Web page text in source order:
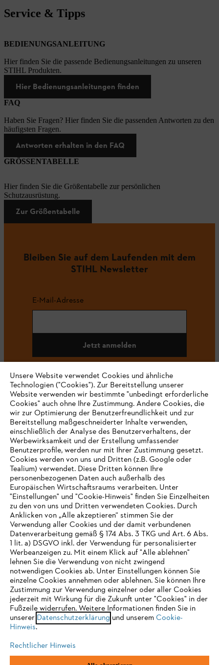
Service & Tipps
BEDIENUNGSANLEITUNG
Hier finden Sie die passende Bedienungsanleitungen zu unseren
STIHL Produkten.
Hier Bedienungsanleitungen finden
FAQ
Haben Sie Fragen? Hier finden Sie die passenden Antworten zu den
häufigsten Fragen.
Antworten erhalten in den FAQ
GRÖSSENTABELLE
Hier finden Sie die Größentabelle zur persönlichen
Schutzausrüstung.
Zur Größentabelle
Bleiben Sie auf dem Laufenden mit dem
STIHL Newsletter
E-Mail-Adresse
Jetzt anmelden
#STIHL
Unternehmen
Häufig gestellte Fragen
Service
Datenschutzrichtlinien Impressum Cookies
IHR BROWSER WIRD NICHT
UNTERSTÜTZT
Sie nutzen einen Browser, den wir noch nicht unterstützen. Für
eine optimale Nutzung unserer Seite empfehlen wir Ihnen, zu
einem der folgenden Browser zu wechseln:
Firefox Chrome
Unsere Website verwendet Cookies und ähnliche
Technologien ("Cookies"). Zur Bereitstellung unserer
Website verwenden wir bestimmte "unbedingt erforderliche
Cookies" auch ohne Ihre Zustimmung. Andere Cookies, die
wir zur Optimierung der Benutzerfreundlichkeit und zur
Bereitstellung maßgeschneiderter Inhalte verwenden,
einschließlich der Analyse des Benutzerverhaltens, der
Werbewirksamkeit und der Erstellung umfassender
Benutzerprofile, werden nur mit Ihrer Zustimmung gesetzt.
Cookies werden von uns und Dritten (z.B. Google oder
Tealium) verwendet. Diese Dritten können Ihre
personenbezogenen Daten auch außerhalb des
Europäischen Wirtschaftsraums verarbeiten. Unter
"Einstellungen" und "Cookie-Hinweis" finden Sie Einzelheiten
zu den von uns und Dritten verwendeten Cookies. Durch
Anklicken von „Alle akzeptieren“ stimmen Sie der
Verwendung aller Cookies und der damit verbundenen
Datenverarbeitung gemäß § 174 Abs. 3 TKG und Art. 6 Abs.
1 lit. a) DSGVO inkl. der Verwendung für personalisierter
Werbeanzeigen zu. Mit einem Klick auf "Alle ablehnen"
lehnen Sie die Verwendung von nicht zwingend
notwendigen Cookies ab. Unter Einstellungen können Sie
einzelne Cookies annehmen oder ablehnen. Sie können Ihre
Zustimmung zur Verwendung einzelner oder aller Cookies
jederzeit mit Wirkung für die Zukunft unter "Cookies" in der
Fußzeile widerrufen. Weitere Informationen finden Sie in
unserer Datenschutzerklärung und unserem Cookie-
Hinweis.
Rechtlicher Hinweis